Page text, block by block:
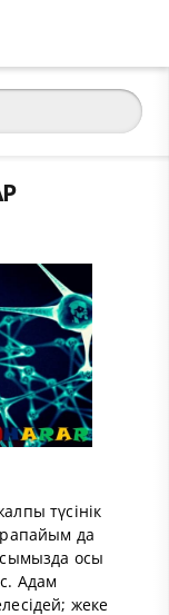
түсінік
да
осы
Адам
жеке